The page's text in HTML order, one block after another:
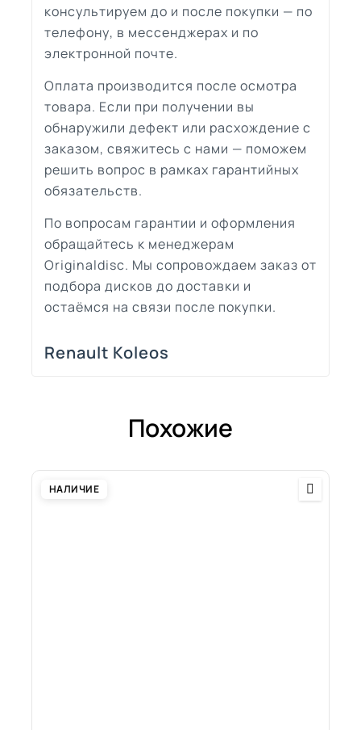
консультируем до и после покупки — по
телефону, в мессенджерах и по
электронной почте.
Оплата производится после осмотра
товара. Если при получении вы
обнаружили дефект или расхождение с
заказом, свяжитесь с нами — поможем
решить вопрос в рамках гарантийных
обязательств.
По вопросам гарантии и оформления
обращайтесь к менеджерам
Originaldisc. Мы сопровождаем заказ от
подбора дисков до доставки и
остаёмся на связи после покупки.
Renault Koleos
Похожие
НАЛИЧИЕ